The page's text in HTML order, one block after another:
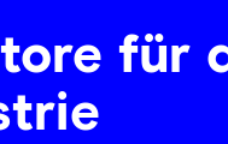
für